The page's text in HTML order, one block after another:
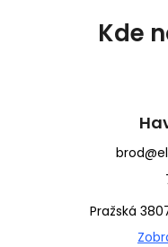
Kde
Pražská